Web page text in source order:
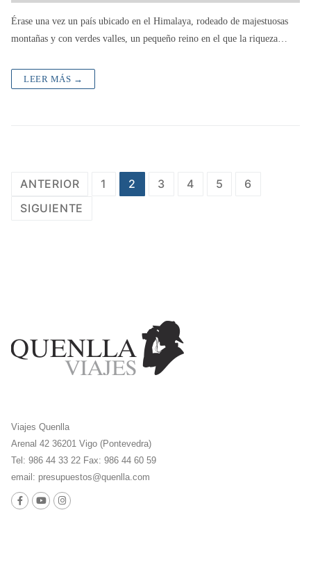
Érase una vez un país ubicado en el Himalaya, rodeado de majestuosas
montañas y con verdes valles, un pequeño reino en el que la riqueza…
LEER MÁS →
ANTERIOR 1 2 3 4 5
6
SIGUIENTE
Viajes Quenlla
Arenal 42 36201 Vigo (Pontevedra)
Tel: 986 44 33 22 Fax: 986 44 60 59
email: presupuestos@quenlla.com